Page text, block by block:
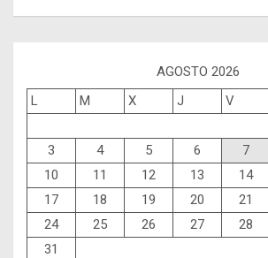
AGOSTO 2026
L
M X J V
3
4 5 6 7
10
11 12 13 14
17
18 19 20 21
24
25 26 27 28
31